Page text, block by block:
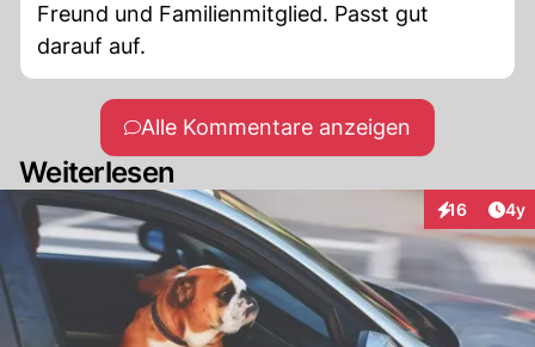
Freund und Familienmitglied. Passt gut
darauf auf.
Alle Kommentare anzeigen
Weiterlesen
16 4y